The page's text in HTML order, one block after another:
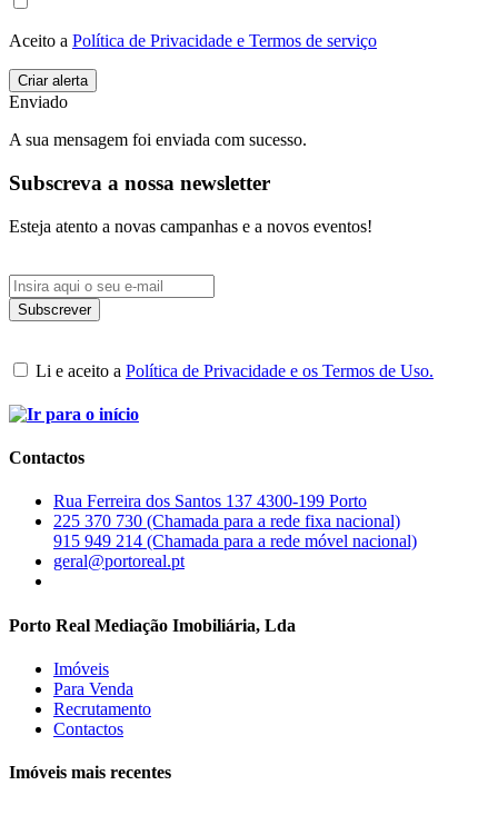
Aceito a Política de Privacidade e Termos de serviço
Enviado
A sua mensagem foi enviada com sucesso.
Subscreva a nossa newsletter
Esteja atento a novas campanhas e a novos eventos!
Li e aceito a Política de Privacidade e os Termos de Uso.
Contactos
Rua Ferreira dos Santos 137 4300-199 Porto
225 370 730 (Chamada para a rede fixa nacional)
915 949 214 (Chamada para a rede móvel nacional)
geral@portoreal.pt
Porto Real Mediação Imobiliária, Lda
Imóveis
Para Venda
Recrutamento
Contactos
Imóveis mais recentes